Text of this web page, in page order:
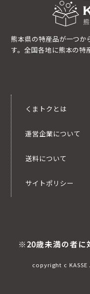
熊本県の特産品が一つか
す。全国各地に熊本の特
くまトクとは
運営企業について
送料について
サイトポリシー
※20歳未満の者に
copyright c